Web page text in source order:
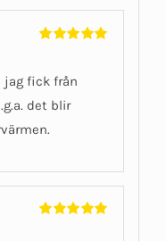
jag fick från
det blir